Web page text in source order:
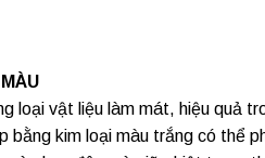
loại vật liệu làm mát, hiệu quả
kim loại màu trắng có thể